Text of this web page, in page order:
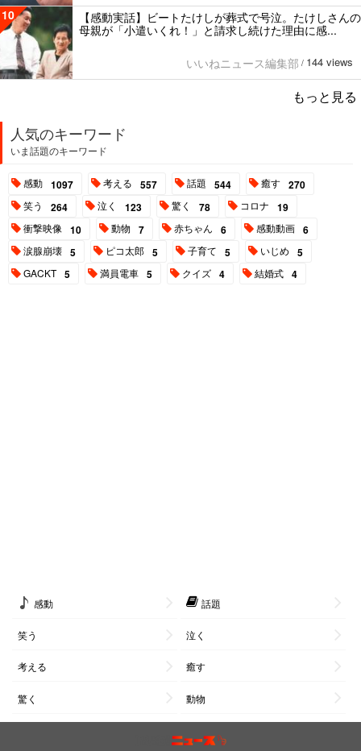
10
【感動実話】ビートたけしが葬式で号泣。たけしさんの
母親が「小遣いくれ！」と請求し続けた理由に感...
いいねニュース編集部 / 144 views
もっと見る
人気のキーワード
いま話題のキーワード
感動 1097 考える 557 話題 544 癒す 270
笑う 264 泣く 123 驚く 78 コロナ 19
衝撃映像 10 動物 7 赤ちゃん 6 感動動画 6
涙腺崩壊 5 ピコ太郎 5 子育て 5 いじめ 5
GACKT 5 満員電車 5 クイズ 4 結婚式 4
感動 話題
笑う 泣く
考える 癒す
驚く 動物